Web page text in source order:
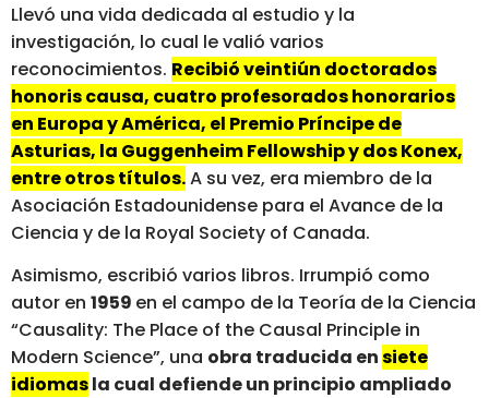
Llevó una vida dedicada al estudio y la
investigación, lo cual le valió varios
reconocimientos. Recibió veintiún doctorados
honoris causa, cuatro profesorados honorarios
en Europa y América, el Premio Príncipe de
Asturias, la Guggenheim Fellowship y dos Konex,
entre otros títulos.A su vez, era miembro de la
Asociación Estadounidense para el Avance de la
Ciencia y de la Royal Society of Canada.
Asimismo, escribió varios libros. Irrumpió como
autor en 1959 en el campo de la Teoría de la Ciencia
“Causality: The Place of the Causal Principle in
Modern Science”, una obra traducida ensiete
idiomasla cual defiende un principio ampliado